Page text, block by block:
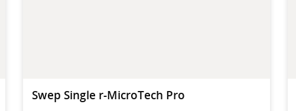
Swep Single r-MicroTech Pro